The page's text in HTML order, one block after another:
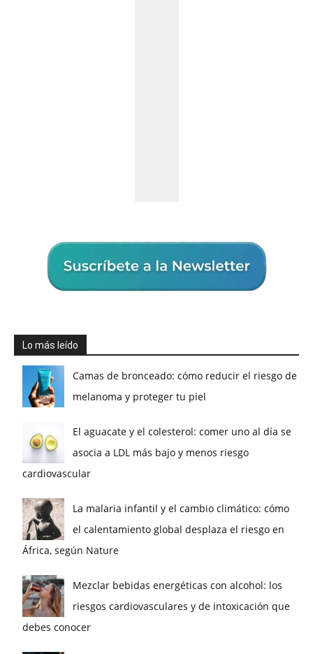
Lo más leído
Camas de bronceado: cómo reducir el riesgo de
melanoma y proteger tu piel
El aguacate y el colesterol: comer uno al día se
asocia a LDL más bajo y menos riesgo
cardiovascular
La malaria infantil y el cambio climático: cómo
el calentamiento global desplaza el riesgo en
África, según Nature
Mezclar bebidas energéticas con alcohol: los
riesgos cardiovasculares y de intoxicación que
debes conocer